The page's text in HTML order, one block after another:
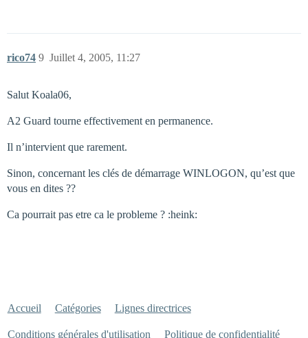
rico74 Juillet 4, 2005, 11:27
9
Salut Koala06,
A2 Guard tourne effectivement en permanence.
Il n’intervient que rarement.
Sinon, concernant les clés de démarrage WINLOGON, qu’est que
vous en dites ??
Ca pourrait pas etre ca le probleme ? :heink:
Accueil Catégories Lignes directrices
Conditions générales d'utilisation Politique de confidentialité